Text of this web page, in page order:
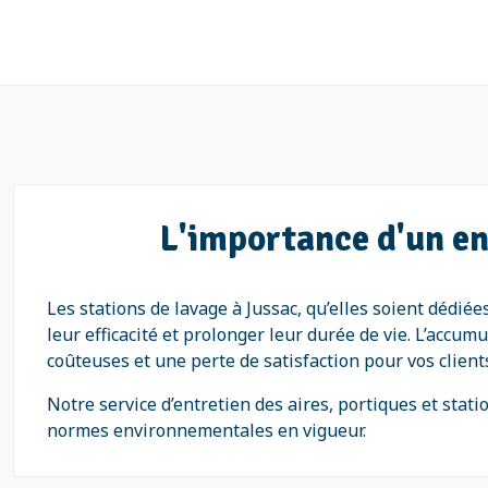
L'importance d'un
Les stations de lavage à Jussac, qu’elles soient
leur efficacité et prolonger leur durée de vie.
coûteuses et une perte de satisfaction pour vos
Notre service d’entretien des aires, portiques et
normes environnementales en vigueur.